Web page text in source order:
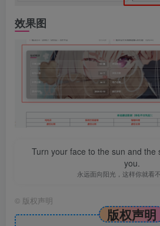
效果图
Turn your face to the sun and the
you.
永远面向阳光，这样你就看
© 版权声明
版权声明